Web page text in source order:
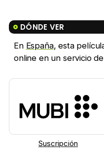
DÓNDE VER
En España, esta
online en un servicio
Suscripción